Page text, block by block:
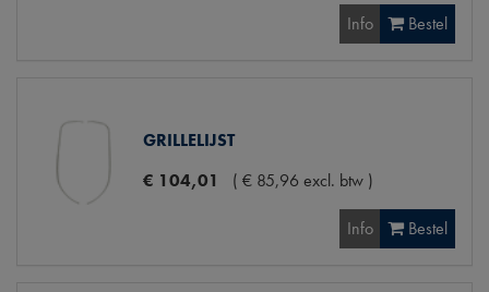
Info Bestel
GRILLELIJST
€ 104,01 ( € 85,96 excl. btw )
Info Bestel